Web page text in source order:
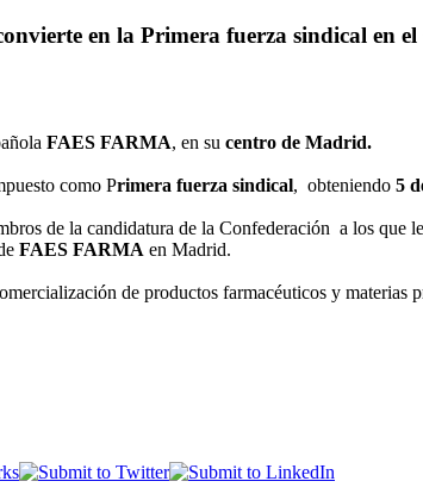
en la Primera fuerza sindical en
FAES FARMA, en su centro de Madrid.
como Primera fuerza sindical, obteniendo 5
de la candidatura de la Confederación a los que
FAES FARMA en Madrid.
de productos farmacéuticos y